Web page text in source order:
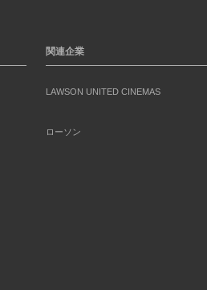
関連企業
LAWSON UNITED CINEMAS
ローソン